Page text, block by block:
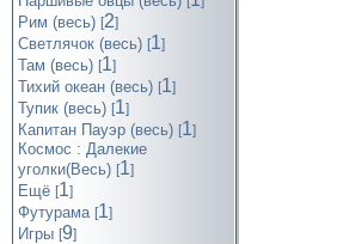
Рим (весь) [2]
Светлячок (весь) [1]
Там (весь) [1]
Тихий океан (весь) [1]
Тупик (весь) [1]
Капитан Пауэр (весь) [1]
Космос : Далекие
уголки(Весь) [1]
Ещё [1]
Футурама [1]
Игры [9]